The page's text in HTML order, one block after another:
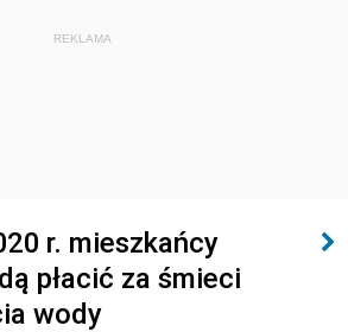
REKLAMA
r. mieszkańcy
płacić za śmieci
wody